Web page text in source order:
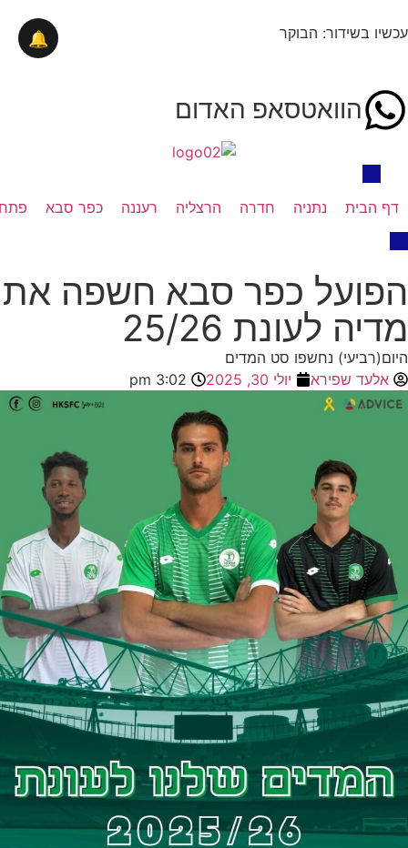
עכשיו בשידור: הבוקר
הוואטסאפ האדום
דף הבית נתניה חדרה הרצליה רעננה כפר סבא
הפועל כפר סבא חשפה את
מדיה לעונת 25/26
היום(רביעי) נחשפו סט המדים
אלעד שפירא
יולי 30, 2025 3:02 pm
🔔